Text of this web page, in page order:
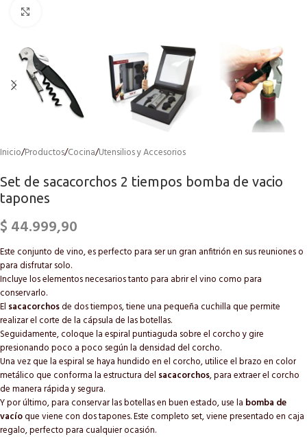
Inicio/Productos/Cocina/Utensilios y Accesorios
Set de sacacorchos 2 tiempos bomba de vacio
tapones
$ 44.999,90
Este conjunto de vino, es perfecto para ser un gran anfitrión en sus reuniones o
para disfrutar solo.
Incluye los elementos necesarios tanto para abrir el vino como para
conservarlo.
El sacacorchosde dos tiempos, tiene una pequeña cuchilla que permite
realizar el corte de la cápsula de las botellas.
Seguidamente, coloque la espiral puntiaguda sobre el corcho y gire
presionando poco a poco según la densidad del corcho.
Una vez que la espiral se haya hundido en el corcho, utilice el brazo en color
metálico que conforma la estructura del sacacorchos, para extraer el corcho
de manera rápida y segura.
Y por último, para conservar las botellas en buen estado, use la bomba de
vacíoque viene con dos tapones. Este completo set, viene presentado en caja
regalo, perfecto para cualquier ocasión.